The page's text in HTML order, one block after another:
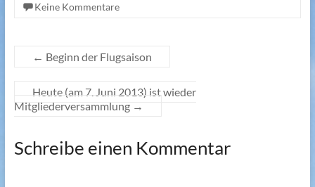
Keine Kommentare
← Beginn der Flugsaison
Heute (am 7. Juni 2013) ist wieder
Mitgliederversammlung →
Schreibe einen Kommentar